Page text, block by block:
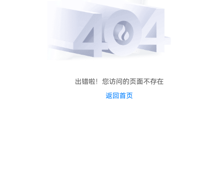
出错啦！您访问的页面不存在
返回首页